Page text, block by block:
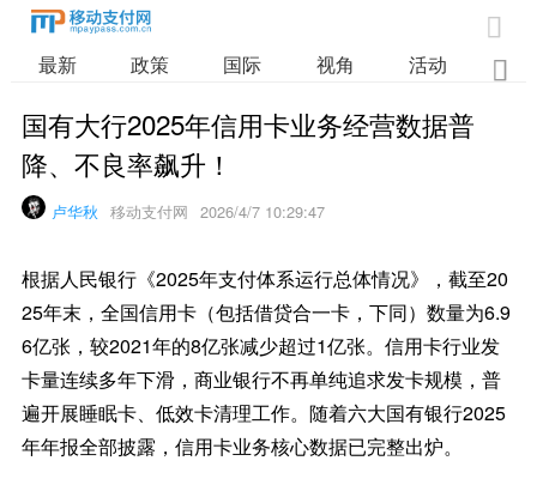

最新 政策 国际 视角 活动 业

国有大行2025年信用卡业务经营数据普
降、不良率飙升！
卢华秋 移动支付网 2026/4/7 10:29:47
根据人民银行《2025年支付体系运行总体情况》，截至20
25年末，全国信用卡（包括借贷合一卡，下同）数量为6.9
6亿张，较2021年的8亿张减少超过1亿张。信用卡行业发
卡量连续多年下滑，商业银行不再单纯追求发卡规模，普
遍开展睡眠卡、低效卡清理工作。随着六大国有银行2025
年年报全部披露，信用卡业务核心数据已完整出炉。